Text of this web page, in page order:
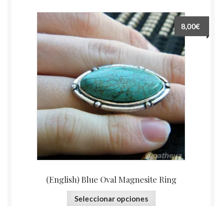
(English) Blue Oval Magnesite Ring
8,00€
Seleccionar opciones